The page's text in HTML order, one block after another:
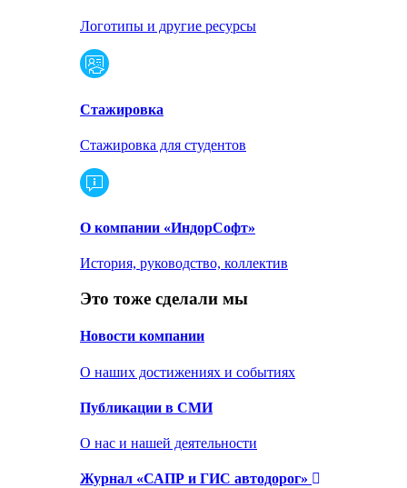
Логотипы и другие ресурсы
Стажировка
Стажировка для студентов
О компании «ИндорСофт»
История, руководство, коллектив
Это тоже сделали мы
Новости компании
О наших достижениях и событиях
Публикации в СМИ
О нас и нашей деятельности
Журнал «САПР и ГИС автодорог»